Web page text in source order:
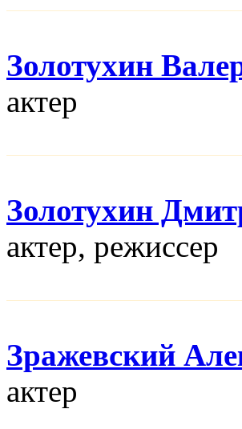
Золотухин
актер
Золотухин
актер, режисcер
Зражевский
актер